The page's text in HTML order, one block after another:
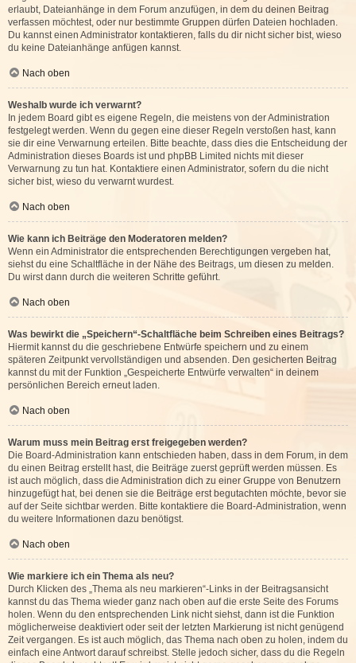
erlaubt, Dateianhänge in dem Forum anzufügen, in dem du deinen Beitrag
verfassen möchtest, oder nur bestimmte Gruppen dürfen Dateien hochladen.
Du kannst einen Administrator kontaktieren, falls du dir nicht sicher bist, wieso
du keine Dateianhänge anfügen kannst.
Nach oben
Weshalb wurde ich verwarnt?
In jedem Board gibt es eigene Regeln, die meistens von der Administration
festgelegt werden. Wenn du gegen eine dieser Regeln verstoßen hast, kann
sie dir eine Verwarnung erteilen. Bitte beachte, dass dies die Entscheidung der
Administration dieses Boards ist und phpBB Limited nichts mit dieser
Verwarnung zu tun hat. Kontaktiere einen Administrator, sofern du die nicht
sicher bist, wieso du verwarnt wurdest.
Nach oben
Wie kann ich Beiträge den Moderatoren melden?
Wenn ein Administrator die entsprechenden Berechtigungen vergeben hat,
siehst du eine Schaltfläche in der Nähe des Beitrags, um diesen zu melden.
Du wirst dann durch die weiteren Schritte geführt.
Nach oben
Was bewirkt die „Speichern“-Schaltfläche beim Schreiben eines Beitrags?
Hiermit kannst du die geschriebene Entwürfe speichern und zu einem
späteren Zeitpunkt vervollständigen und absenden. Den gesicherten Beitrag
kannst du mit der Funktion „Gespeicherte Entwürfe verwalten“ in deinem
persönlichen Bereich erneut laden.
Nach oben
Warum muss mein Beitrag erst freigegeben werden?
Die Board-Administration kann entschieden haben, dass in dem Forum, in dem
du einen Beitrag erstellt hast, die Beiträge zuerst geprüft werden müssen. Es
ist auch möglich, dass die Administration dich zu einer Gruppe von Benutzern
hinzugefügt hat, bei denen sie die Beiträge erst begutachten möchte, bevor sie
auf der Seite sichtbar werden. Bitte kontaktiere die Board-Administration, wenn
du weitere Informationen dazu benötigst.
Nach oben
Wie markiere ich ein Thema als neu?
Durch Klicken des „Thema als neu markieren“-Links in der Beitragsansicht
kannst du das Thema wieder ganz nach oben auf die erste Seite des Forums
holen. Wenn du den entsprechenden Link nicht siehst, dann ist die Funktion
möglicherweise deaktiviert oder seit der letzten Markierung ist nicht genügend
Zeit vergangen. Es ist auch möglich, das Thema nach oben zu holen, indem du
einfach eine Antwort darauf schreibst. Stelle jedoch sicher, dass du die Regeln